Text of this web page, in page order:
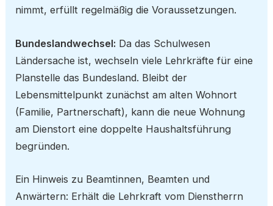
nimmt, erfüllt regelmäßig die Voraussetzungen.
Bundeslandwechsel: Da das Schulwesen
Ländersache ist, wechseln viele Lehrkräfte für eine
Planstelle das Bundesland. Bleibt der
Lebensmittelpunkt zunächst am alten Wohnort
(Familie, Partnerschaft), kann die neue Wohnung
am Dienstort eine doppelte Haushaltsführung
begründen.
Ein Hinweis zu Beamtinnen, Beamten und
Anwärtern: Erhält die Lehrkraft vom Dienstherrn